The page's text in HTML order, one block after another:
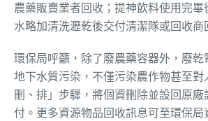
農藥販賣業者回收；提神飲料使用完
水略加清洗瀝乾後交付清潔隊或回收
環保局呼籲，除了廢農藥容器外，廢
地下水質污染，不僅污染農作物甚至
刪、排」步驟，將個資刪除並設回原
付。更多資源物品回收訊息可至環保